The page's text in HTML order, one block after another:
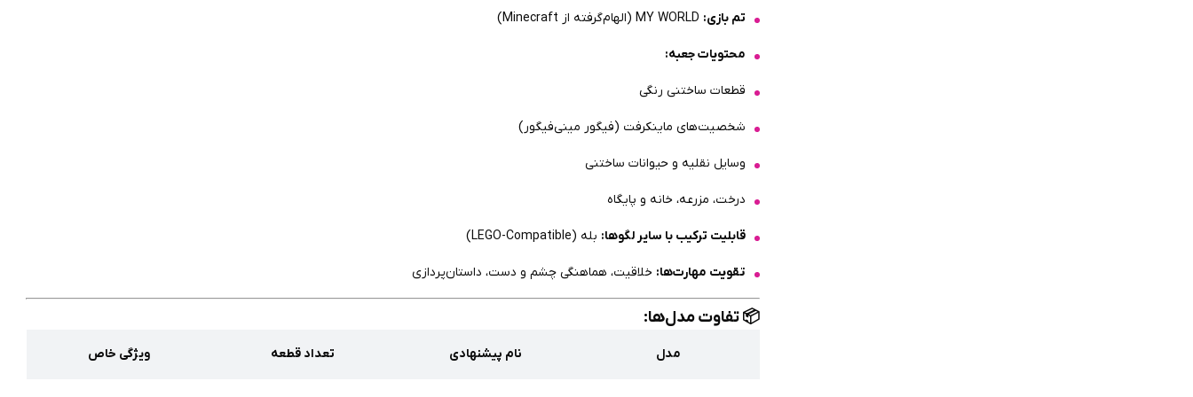
تم بازی:
محتویات جعبه:
قطعات ساختنی رنگی
شخصیت‌های ماینکرفت (فیگور مینی‌فیگور)
وسایل نقلیه و حیوانات ساختنی
درخت، مزرعه، خانه و پایگاه
قابلیت ترکیب با سایر لگوها: بله (LEGO-Compatible)
تقویت مهارت‌ها: خلاقیت، هماهنگی چشم و دست، داستان‌پردازی
📦 تفاوت مدل‌ها:
مدل نام پیشنهادی تعداد قطعه ویژگی خاص